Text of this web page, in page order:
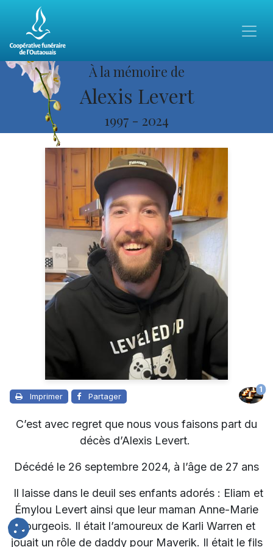
À la mémoire de
Alexis Levert
1997 - 2024
Imprimer Partager
1
C’est avec regret que nous vous faisons part du
décès d’Alexis Levert.
Décédé le 26 septembre 2024, à l’âge de 27 ans
Il laisse dans le deuil ses enfants adorés : Eliam et
Émylou Levert ainsi que leur maman Anne-Marie
Bourgeois. Il était l’amoureux de Karli Warren et
jouait un rôle de daddy pour Maverik. Il était le fils